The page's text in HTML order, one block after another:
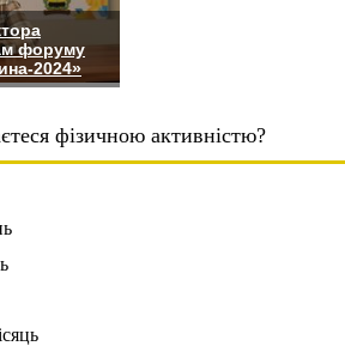
форуму
2024»
фізичною активністю?